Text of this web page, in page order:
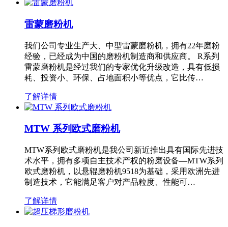
雷蒙磨粉机
我们公司专业生产大、中型雷蒙磨粉机，拥有22年磨粉
经验，已经成为中国的磨粉机制造商和供应商。 R系列
雷蒙磨粉机是经过我们的专家优化升级改造，具有低损
耗、投资小、环保、占地面积小等优点，它比传…
了解详情
MTW 系列欧式磨粉机
MTW系列欧式磨粉机是我公司新近推出具有国际先进技
术水平，拥有多项自主技术产权的粉磨设备—MTW系列
欧式磨粉机，以悬辊磨粉机9518为基础，采用欧洲先进
制造技术，它能满足客户对产品粒度、性能可…
了解详情